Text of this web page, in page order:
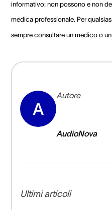
informativo: non possono e non
medica professionale. Per
sempre consultare un medico o
A
Autore
AudioNova
Ultimi articoli